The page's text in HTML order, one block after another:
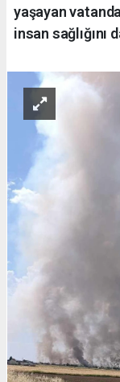
yaşayan
insan sağlığını